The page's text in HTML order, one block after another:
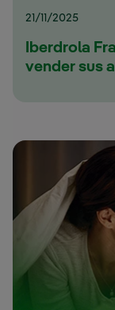
21/11/2025
Iberdrola
vender sus